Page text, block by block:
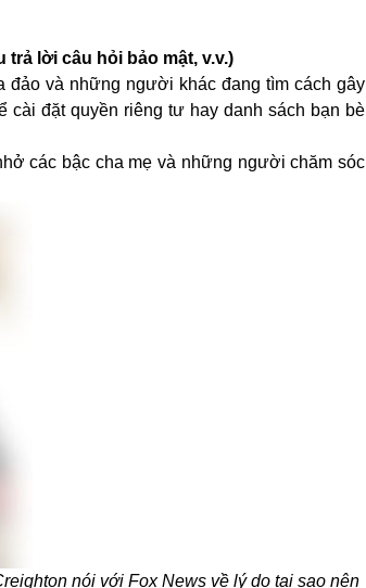
lời câu hỏi bảo mật, v.v.)
và những người khác đang tìm cách gây
cài đặt quyền riêng tư hay danh sách bạn bè
các bậc cha mẹ và những người chăm sóc
nói với Fox News về lý do tại sao nên